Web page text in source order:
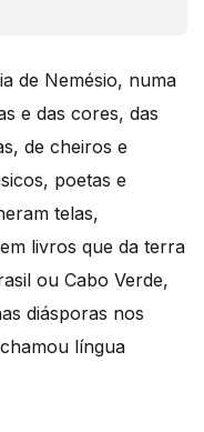
de Nemésio, numa
e das cores, das
de cheiros e
poetas e
telas,
livros que da terra
ou Cabo Verde,
diásporas nos
língua